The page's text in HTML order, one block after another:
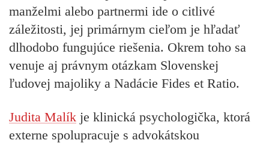
manželmi alebo partnermi ide o citlivé
záležitosti, jej primárnym cieľom je hľadať
dlhodobo fungujúce riešenia. Okrem toho sa
venuje aj právnym otázkam Slovenskej
ľudovej majoliky a Nadácie Fides et Ratio.
Judita Malík je klinická psychologička, ktorá
externe spolupracuje s advokátskou